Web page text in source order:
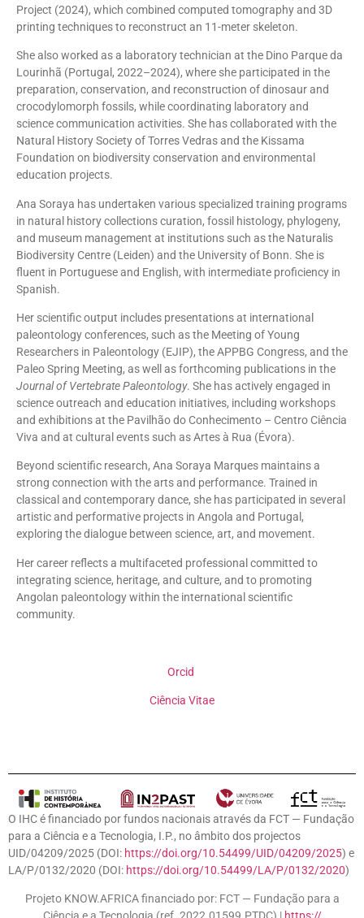
Project (2024), which combined computed tomography and 3D
printing techniques to reconstruct an 11-meter skeleton.
She also worked as a laboratory technician at the Dino Parque da
Lourinhã (Portugal, 2022–2024), where she participated in the
preparation, conservation, and reconstruction of dinosaur and
crocodylomorph fossils, while coordinating laboratory and
science communication activities. She has collaborated with the
Natural History Society of Torres Vedras and the Kissama
Foundation on biodiversity conservation and environmental
education projects.
Ana Soraya has undertaken various specialized training programs
in natural history collections curation, fossil histology, phylogeny,
and museum management at institutions such as the Naturalis
Biodiversity Centre (Leiden) and the University of Bonn. She is
fluent in Portuguese and English, with intermediate proficiency in
Spanish.
Her scientific output includes presentations at international
paleontology conferences, such as the Meeting of Young
Researchers in Paleontology (EJIP), the APPBG Congress, and the
Paleo Spring Meeting, as well as forthcoming publications in the
Journal of Vertebrate Paleontology. She has actively engaged in
science outreach and education initiatives, including workshops
and exhibitions at the Pavilhão do Conhecimento – Centro Ciência
Viva and at cultural events such as Artes à Rua (Évora).
Beyond scientific research, Ana Soraya Marques maintains a
strong connection with the arts and performance. Trained in
classical and contemporary dance, she has participated in several
artistic and performative projects in Angola and Portugal,
exploring the dialogue between science, art, and movement.
Her career reflects a multifaceted professional committed to
integrating science, heritage, and culture, and to promoting
Angolan paleontology within the international scientific
community.
Orcid
Ciência Vitae
O IHC é financiado por fundos nacionais através da FCT — Fundação
para a Ciência e a Tecnologia, I.P., no âmbito dos projectos
UID/04209/2025 (DOI: https://doi.org/10.54499/UID/04209/2025) e
LA/P/0132/2020 (DOI: https://doi.org/10.54499/LA/P/0132/2020)
Projeto KNOW.AFRICA financiado por: FCT — Fundação para a